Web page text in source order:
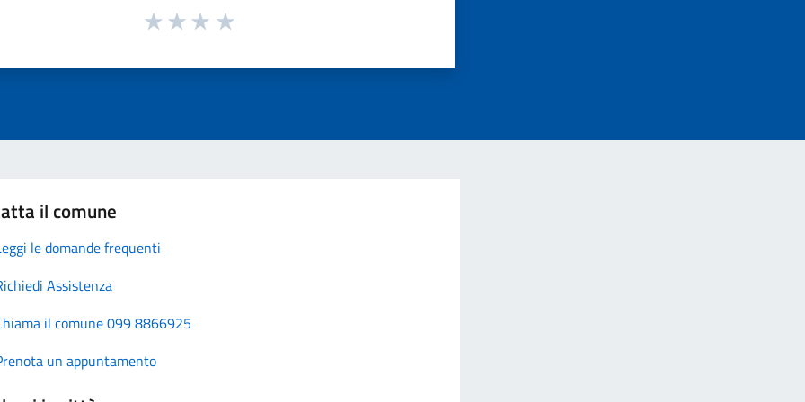
il comune
le domande frequenti
Assistenza
il comune 099 8866925
un appuntamento